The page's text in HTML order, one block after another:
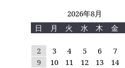
2026年8月
日
月 火 水 木 金
2
3 4 5 6 7
9
10 11 12 13 14